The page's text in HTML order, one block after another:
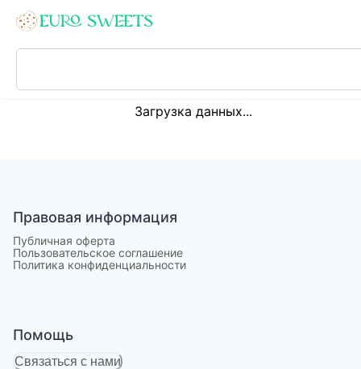
Loading...
Загрузка данных...
Правовая информация
Публичная оферта
Пользовательское соглашение
Политика конфиденциальности
Помощь
Связаться с нами